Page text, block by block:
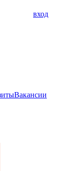
вход
Вакансии